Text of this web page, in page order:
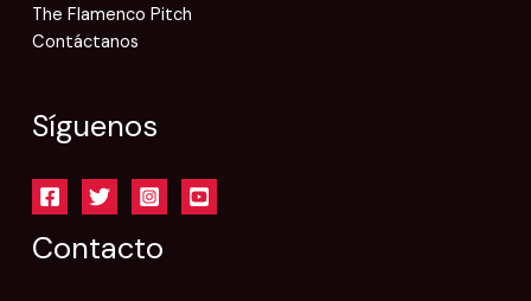
The Flamenco Pitch
Contáctanos
Síguenos
Contacto